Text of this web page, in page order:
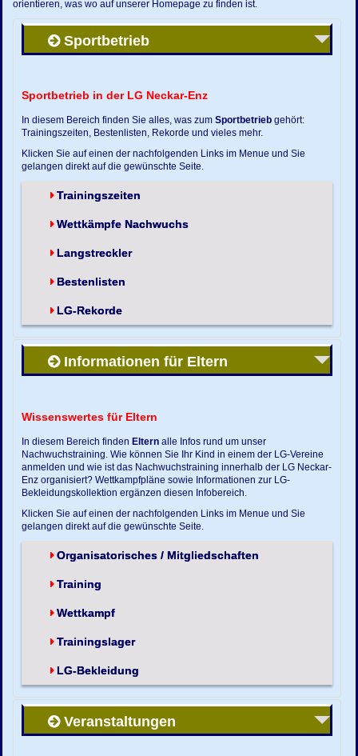
orientieren, was wo auf unserer Homepage zu finden ist.
Sportbetrieb
Sportbetrieb in der LG Neckar-Enz
In diesem Bereich finden Sie alles, was zumSportbetrieb gehört:
Trainingszeiten, Bestenlisten, Rekorde und vieles mehr.
Klicken Sie auf einen der nachfolgenden Links im Menue und Sie
gelangen direkt auf die gewünschte Seite.
Trainingszeiten
Wettkämpfe Nachwuchs
Langstreckler
Bestenlisten
LG-Rekorde
Informationen für Eltern
Wissenswertes für Eltern
In diesem Bereich finden Eltern alle Infos rund um unser
Nachwuchstraining. Wie können Sie Ihr Kind in einem der LG-Vereine
anmelden und wie ist das Nachwuchstraining innerhalb der LG Neckar-
Enz organisiert? Wettkampfpläne sowie Informationen zur LG-
Bekleidungskollektion ergänzen diesen Infobereich.
Klicken Sie auf einen der nachfolgenden Links im Menue und Sie
gelangen direkt auf die gewünschte Seite.
Organisatorisches / Mitgliedschaften
Training
Wettkampf
Trainingslager
LG-Bekleidung
Veranstaltungen